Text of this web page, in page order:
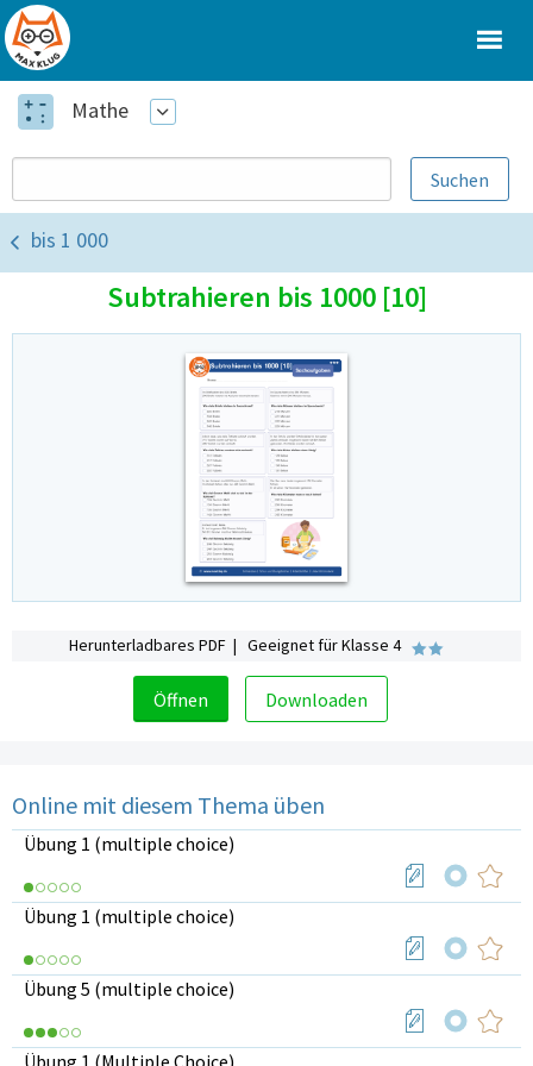
Mathe
bis 1 000
Subtrahieren bis 1000 [10]
Herunterladbares PDF | Geeignet für Klasse 4
Öffnen Downloaden
Online mit diesem Thema üben
Übung 1 (multiple choice)
Übung 1 (multiple choice)
Übung 5 (multiple choice)
Übung 1 (Multiple Choice)